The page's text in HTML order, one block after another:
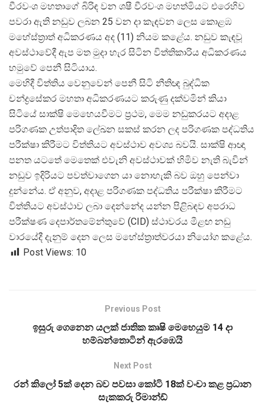
වීරවංශ මහතාගේ බිරිඳ වන ශෂී වීරවංශ මහත්මියට එරෙහිව
පවරා ඇති නඩුව ලබන 25 වන දා කැඳවන ලෙස කොළඹ
මහේස්ත්රාත් අධිකරණය අද (11) නියම කළේය. නඩුව කැඳවූ
අවස්ථාවේදී ඇප මත මුදා හැර සිටින විත්තිකාරිය අධිකරණය
හමුවේ පෙනී සිටියාය.
මෙහිදී විත්තිය වෙනුවෙන් පෙනී සිටි නීතිඥ බුද්ධික
චන්ද්රසේකර මහතා අධිකරණයට කරුණු දක්වමින් කියා
සිටියේ සාක්ෂි මෙහෙයවීමට ප්රථම, මෙම නඩුකරයට අදාළ
පරිගණක උත්පාදිත ලේඛන සකස් කරන ලද පරිගණක පද්ධතිය
පරීක්ෂා කිරීමට විත්තියට අවස්ථාව අවශ් ය බවයි. සාක්ෂි ආඥා
පනත යටතේ මෙතෙක් එවැනි අවස්ථාවක් හිමිව නැති බැවින්
නඩුව ඉදිරියට පවත්වාගෙන යා නොහැකි බව ඔහු පෙන්වා
දුන්නේය. ඒ අනුව, අදාළ පරිගණක පද්ධතිය පරීක්ෂා කිරීමට
විත්තියට අවස්ථාව ලබා දෙන්නේද යන්න පිළිබඳව අපරාධ
පරීක්ෂණ දෙපාර්තමේන්තුවේ (CID) ස්ථාවරය මීළඟ නඩු
වාරයේදී දැනුම් දෙන ලෙස මහේස්ත්රාත්වරයා නියෝග කළේය.
Post Views: 10
Previous Post
ඉසුරු ගෙනෙන යලක් ජාතික කෘෂි මෙහෙයුම 14 දා
හම්බන්තොටින් ඇරඹෙයි
Next Post
රන් කිලෝ 5ක් දෙන බව පවසා කෝටි 18ක් වංචා කළ ප්‍රධාන
සැකකරු රිමාන්ඩ්